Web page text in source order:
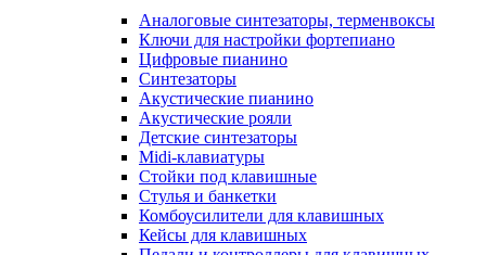
Аналоговые синтезаторы, терменвоксы
Ключи для настройки фортепиано
Цифровые пианино
Синтезаторы
Акустические пианино
Акустические рояли
Детские синтезаторы
Midi-клавиатуры
Стойки под клавишные
Стулья и банкетки
Комбоусилители для клавишных
Кейсы для клавишных